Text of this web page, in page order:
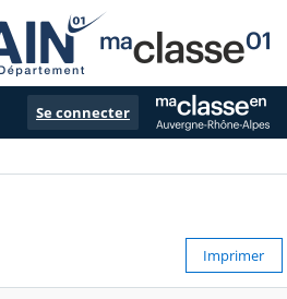
Se connecter
Imprimer